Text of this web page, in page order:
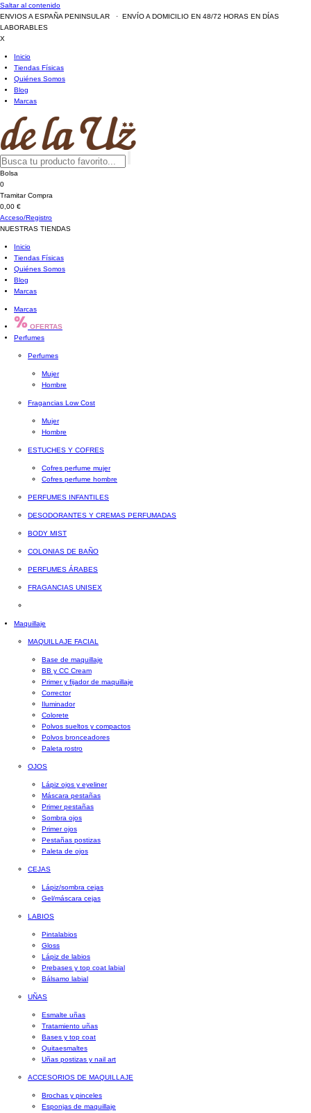
Saltar al contenido
ENVIOS A ESPAÑA PENINSULAR · ENVÍO A DOMICILIO EN 48/72 HORAS EN DÍAS
LABORABLES
X
Inicio
Tiendas Físicas
Quiénes Somos
Blog
Marcas
Bolsa
0
Tramitar Compra
0,00 €
Acceso/Registro
NUESTRAS TIENDAS
Inicio
Tiendas Físicas
Quiénes Somos
Blog
Marcas
Marcas
OFERTAS
Perfumes
Perfumes
Mujer
Hombre
Fragancias Low Cost
Mujer
Hombre
ESTUCHES Y COFRES
Cofres perfume mujer
Cofres perfume hombre
PERFUMES INFANTILES
DESODORANTES Y CREMAS PERFUMADAS
BODY MIST
COLONIAS DE BAÑO
PERFUMES ÁRABES
FRAGANCIAS UNISEX
Maquillaje
MAQUILLAJE FACIAL
Base de maquillaje
BB y CC Cream
Primer y fijador de maquillaje
Corrector
Iluminador
Colorete
Polvos sueltos y compactos
Polvos bronceadores
Paleta rostro
OJOS
Lápiz ojos y eyeliner
Máscara pestañas
Primer pestañas
Sombra ojos
Primer ojos
Pestañas postizas
Paleta de ojos
CEJAS
Lápiz/sombra cejas
Gel/máscara cejas
LABIOS
Pintalabios
Gloss
Lápiz de labios
Prebases y top coat labial
Bálsamo labial
UÑAS
Esmalte uñas
Tratamiento uñas
Bases y top coat
Quitaesmaltes
Uñas postizas y nail art
ACCESORIOS DE MAQUILLAJE
Brochas y pinceles
Esponjas de maquillaje